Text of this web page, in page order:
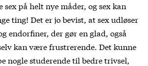
sex på helt nye måder, og sex kan
ting! Det er jo bevist, at sex udløser
endorfiner, der gør en glad, også
kan være frustrerende. Det kunne
nogle studerende til bedre trivsel,